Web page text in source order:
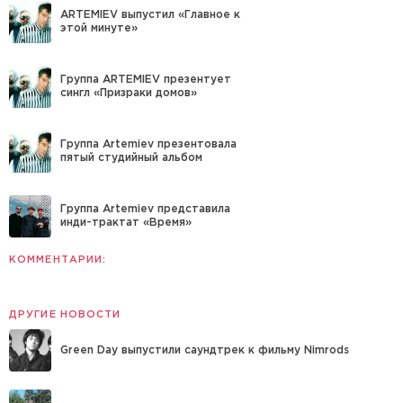
ARTEMIEV выпустил «Главное к
этой минуте»
Группа ARTEMIEV презентует
сингл «Призраки домов»
Группа Artemiev презентовала
пятый студийный альбом
Группа Artemiev представила
инди-трактат «Время»
КОММЕНТАРИИ:
ДРУГИЕ НОВОСТИ
Green Day выпустили саундтрек к фильму Nimrods